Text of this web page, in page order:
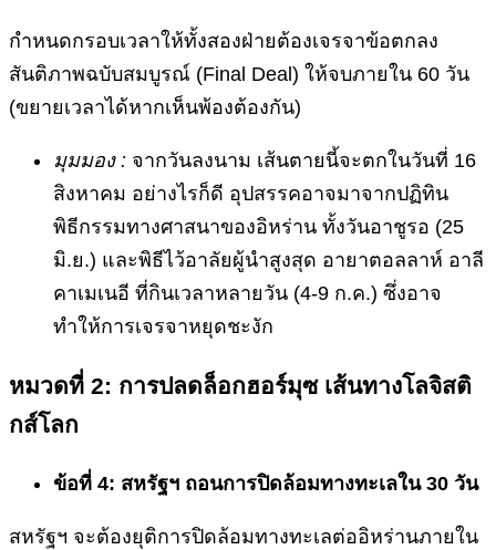
กำหนดกรอบเวลาให้ทั้งสองฝ่ายต้องเจรจาข้อตกลง
สันติภาพฉบับสมบูรณ์ (Final Deal) ให้จบภายใน 60 วัน
(ขยายเวลาได้หากเห็นพ้องต้องกัน)
มุมมอง : จากวันลงนาม เส้นตายนี้จะตกในวันที่ 16
สิงหาคม อย่างไรก็ดี อุปสรรคอาจมาจากปฏิทิน
พิธีกรรมทางศาสนาของอิหร่าน ทั้งวันอาชูรอ (25
มิ.ย.) และพิธีไว้อาลัยผู้นำสูงสุด อายาตอลลาห์ อาลี
คาเมเนอี ที่กินเวลาหลายวัน (4-9 ก.ค.) ซึ่งอาจ
ทำให้การเจรจาหยุดชะงัก
หมวดที่ 2: การปลดล็อกฮอร์มุซ เส้นทางโลจิสติ
กส์โลก
ข้อที่ 4: สหรัฐฯ ถอนการปิดล้อมทางทะเลใน 30 วัน
สหรัฐฯ จะต้องยุติการปิดล้อมทางทะเลต่ออิหร่านภายใน